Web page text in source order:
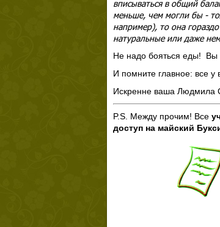
вписываться в общий
меньше, чем могли бы -
например), то она
натуральные или даже
Не надо бояться еды! Вы
И помните главное: все у
Искренне ваша Людмила
P.S. Между прочим! Все
доступ на майский